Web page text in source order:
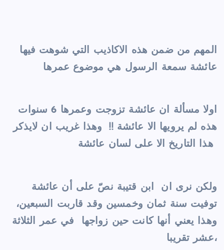
المهم من ضمن هذه الاكاذيب التي شوهت فيها
عائشة سمعة الرسول هي موضوع عمرها
اولا مسألة ان عائشة تزوجت وعمرها 6 سنوات
هذه لم يرويها الا عائشة !! وهذا غريب ان لايذكر
ولكن نرى ان ابن قتيبة نصّ على أن عائشة
توفيت سنة ثمان وخمسين وقد قاربت السبعين،
وهذا يعني أنها كانت حين زواجها في عمر الثلاثة
عشر تقريبا،